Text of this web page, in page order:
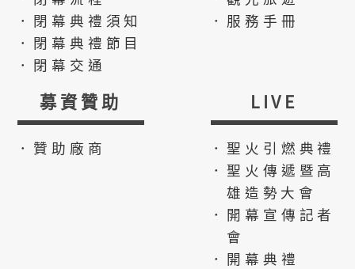
．閉幕典禮須知
．閉幕典禮節目
．閉幕交通
．服務手冊
募資贊助
．贊助廠商
LIVE
．聖火引燃典禮
．聖火傳遞暨高
雄造勢大會
．開幕宣傳記者
會
．開幕典禮